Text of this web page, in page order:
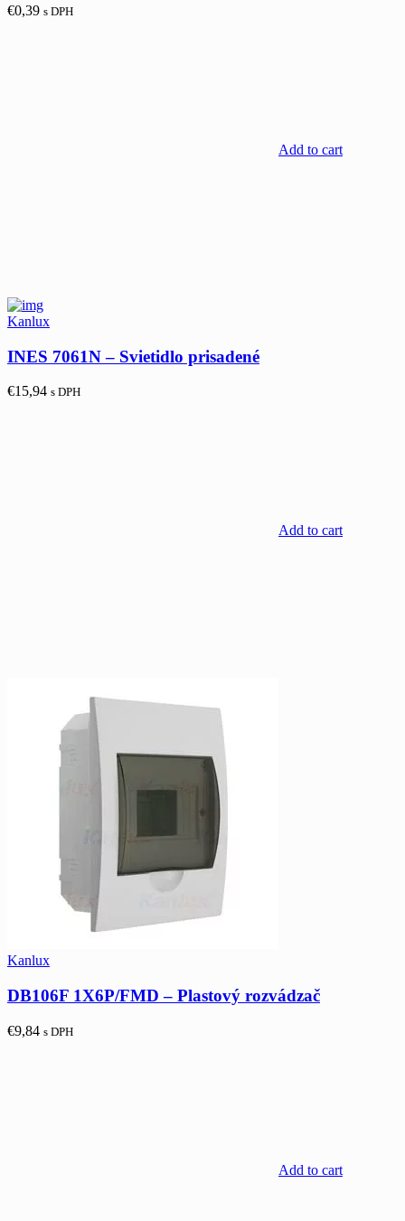
€0,39 s DPH
Add to cart
Kanlux
INES 7061N – Svietidlo prisadené
€15,94 s DPH
Add to cart
Kanlux
DB106F 1X6P/FMD – Plastový rozvádzač
€9,84 s DPH
Add to cart